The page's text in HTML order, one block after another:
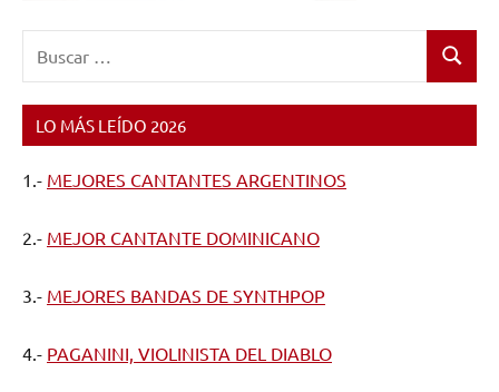
Buscar
LO MÁS LEÍDO 2026
1.- MEJORES CANTANTES ARGENTINOS
2.- MEJOR CANTANTE DOMINICANO
3.- MEJORES BANDAS DE SYNTHPOP
4.- PAGANINI, VIOLINISTA DEL DIABLO